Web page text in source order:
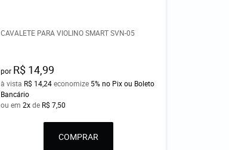
CAVALETE PARA VIOLINO SMART SVN-05
por R$ 14,99
à vista R$ 14,24economize 5% no Pix ou Boleto
Bancário
ou em2xde R$ 7,50
COMPRAR